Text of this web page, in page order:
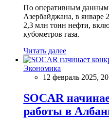
По оперативным данным
Азербайджана, в январе
2,3 млн тонн нефти,
кубометров газа.
Читать далее
Экономика
12 февраль 2025,
SOCAR
работы в